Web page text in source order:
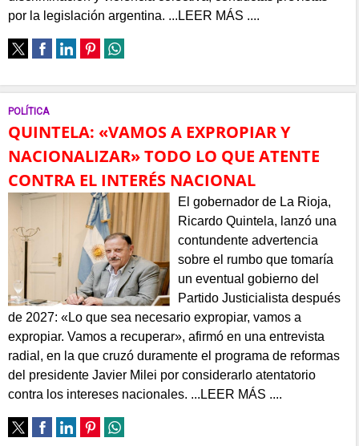
por la legislación argentina. ...LEER MÁS ....
POLÍTICA
QUINTELA: «VAMOS A EXPROPIAR Y
NACIONALIZAR» TODO LO QUE ATENTE
CONTRA EL INTERÉS NACIONAL
El gobernador de La Rioja,
Ricardo Quintela, lanzó una
contundente advertencia
sobre el rumbo que tomaría
un eventual gobierno del
Partido Justicialista después
de 2027: «Lo que sea necesario expropiar, vamos a
expropiar. Vamos a recuperar», afirmó en una entrevista
radial, en la que cruzó duramente el programa de reformas
del presidente Javier Milei por considerarlo atentatorio
contra los intereses nacionales. ...LEER MÁS ....